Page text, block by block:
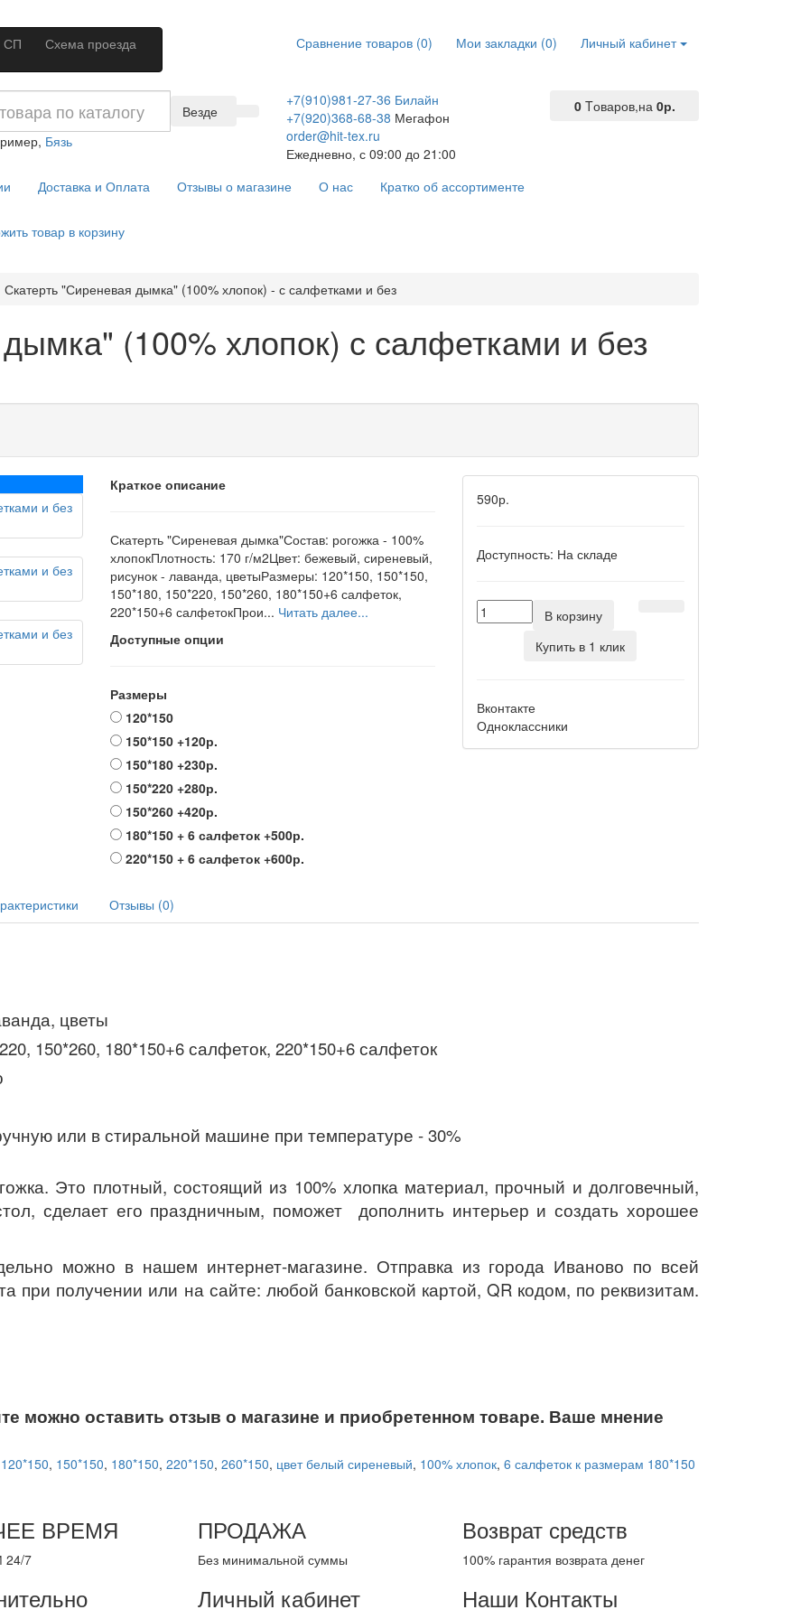
СП Схема проезда Личный кабинет
Мои закладки (0)
Сравнение товаров (0)
+7(910)981-27-36 Билайн
+7(920)368-68-38 Мегафон
order@hit-tex.ru
Ежедневно, с 09:00 до 21:00
0 Tоваров,на 0р.
Везде
Бязь
Доставка и Оплата Отзывы о магазине О нас Кратко об ассортименте
товар в корзину
Скатерть "Сиреневая дымка" (100% хлопок) - с салфетками и без
(100% хлопок) с салфетками и без
Краткое описание
Скатерть "Сиреневая дымка"Состав: рогожка - 100%
хлопокПлотность: 170 г/м2Цвет: бежевый, сиреневый,
рисунок - лаванда, цветыРазмеры: 120*150, 150*150,
150*180, 150*220, 150*260, 180*150+6 салфеток,
220*150+6 салфетокПрои... Читать далее...
Доступные опции
Размеры
120*150
150*150 +120р.
150*180 +230р.
150*220 +280р.
150*260 +420р.
180*150 + 6 салфеток +500р.
220*150 + 6 салфеток +600р.
590р.
Доступность: На складе
В корзину
Купить в 1 клик
Вконтакте
Одноклассники
Отзывы (0)
цветы
150*260, 180*150+6 салфеток, 220*150+6 салфеток
или в стиральной машине при температуре - 30%
Это плотный, состоящий из 100% хлопка материал, прочный и долговечный,
сделает его праздничным, поможет дополнить интерьер и создать хорошее
можно в нашем интернет-магазине. Отправка из города Иваново по всей
при получении или на сайте: любой банковской картой, QR кодом, по реквизитам.
можно оставить отзыв о магазине и приобретенном товаре. Ваше мнение
, 150*150, 180*150, 220*150, 260*150, цвет белый сиреневый, 100% хлопок, 6 салфеток к размерам 180*150
ВРЕМЯ
7
ПРОДАЖА
Без минимальной суммы
Возврат средств
100% гарантия возврата денег
Личный кабинет Наши Контакты